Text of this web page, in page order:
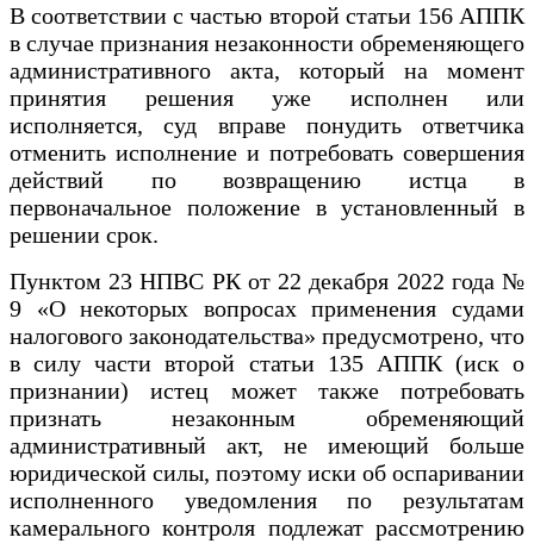
В соответствии с частью второй статьи 156 АППК
в случае признания незаконности обременяющего
административного акта, который на момент
принятия решения уже исполнен или
исполняется, суд вправе понудить ответчика
отменить исполнение и потребовать совершения
действий по возвращению истца в
первоначальное положение в установленный в
решении срок.
Пунктом 23 НПВС РК от 22 декабря 2022 года №
9 «О некоторых вопросах применения судами
налогового законодательства» предусмотрено, что
в силу части второй статьи 135 АППК (иск о
признании) истец может также потребовать
признать незаконным обременяющий
административный акт, не имеющий больше
юридической силы, поэтому иски об оспаривании
исполненного уведомления по результатам
камерального контроля подлежат рассмотрению